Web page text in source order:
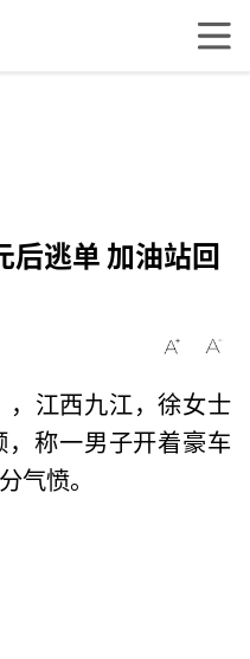
后逃单 加油站回
江西九江，徐女士
称一男子开着豪车
气愤。